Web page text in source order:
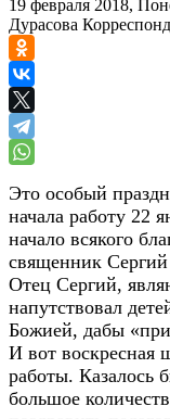
19 февраля 2018,
Дурасова
Это особый
начала работу 22
начало всякого
священник
Отец Сергий,
напутствовал
Божией, дабы
И вот воскресная
работы. Казалось
большое